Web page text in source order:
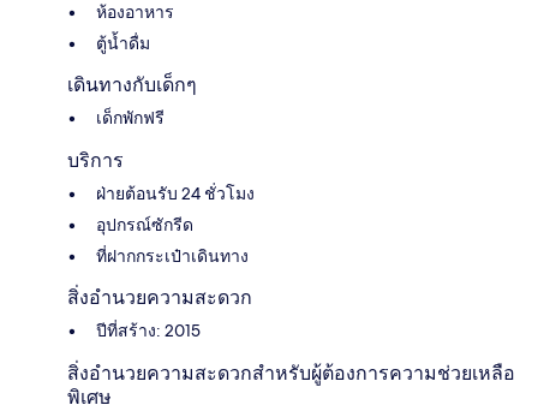
ห้องอาหาร
ตู้น้ำดื่ม
เดินทางกับเด็กๆ
เด็กพักฟรี
บริการ
ฝ่ายต้อนรับ 24 ชั่วโมง
อุปกรณ์ซักรีด
ที่ฝากกระเป๋าเดินทาง
สิ่งอำนวยความสะดวก
ปีที่สร้าง: 2015
สิ่งอำนวยความสะดวกสำหรับผู้ต้องการความช่วยเหลือ
พิเศษ